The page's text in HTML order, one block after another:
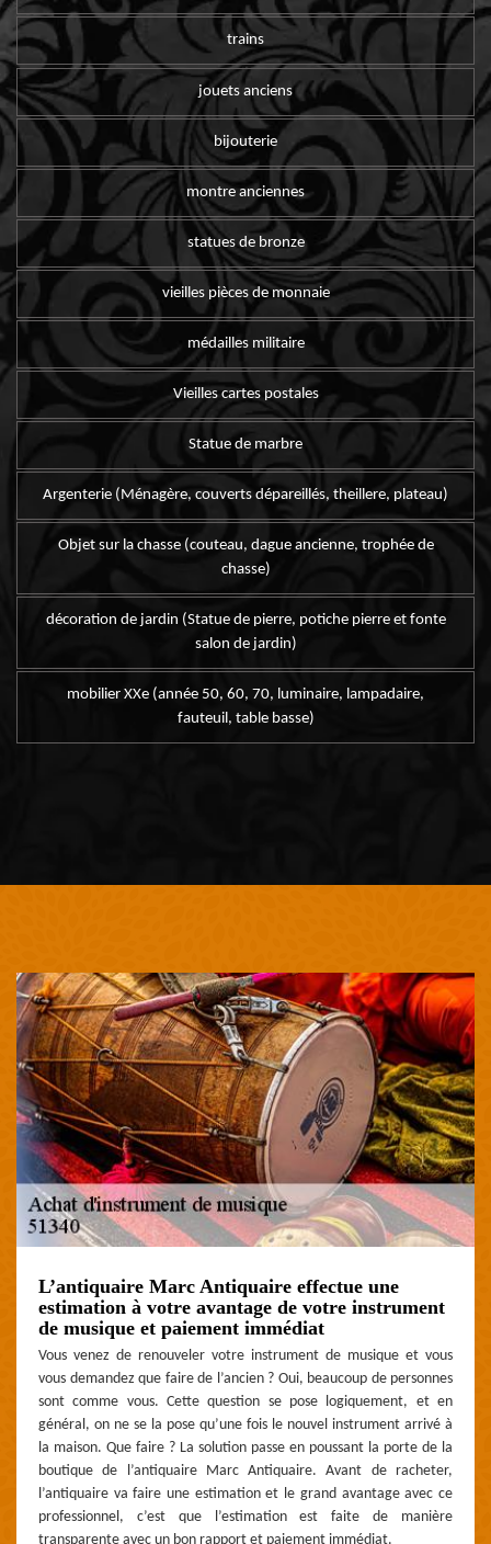
trains
jouets anciens
bijouterie
montre anciennes
statues de bronze
vieilles pièces de monnaie
médailles militaire
Vieilles cartes postales
Statue de marbre
Argenterie (Ménagère, couverts dépareillés, theillere, plateau)
Objet sur la chasse (couteau, dague ancienne, trophée de
chasse)
décoration de jardin (Statue de pierre, potiche pierre et fonte
salon de jardin)
mobilier XXe (année 50, 60, 70, luminaire, lampadaire,
fauteuil, table basse)
L’antiquaire Marc Antiquaire effectue une
estimation à votre avantage de votre instrument
de musique et paiement immédiat
Vous venez de renouveler votre instrument de musique et vous
vous demandez que faire de l’ancien ? Oui, beaucoup de personnes
sont comme vous. Cette question se pose logiquement, et en
général, on ne se la pose qu’une fois le nouvel instrument arrivé à
la maison. Que faire ? La solution passe en poussant la porte de la
boutique de l’antiquaire Marc Antiquaire. Avant de racheter,
l’antiquaire va faire une estimation et le grand avantage avec ce
professionnel, c’est que l’estimation est faite de manière
transparente avec un bon rapport et paiement immédiat.